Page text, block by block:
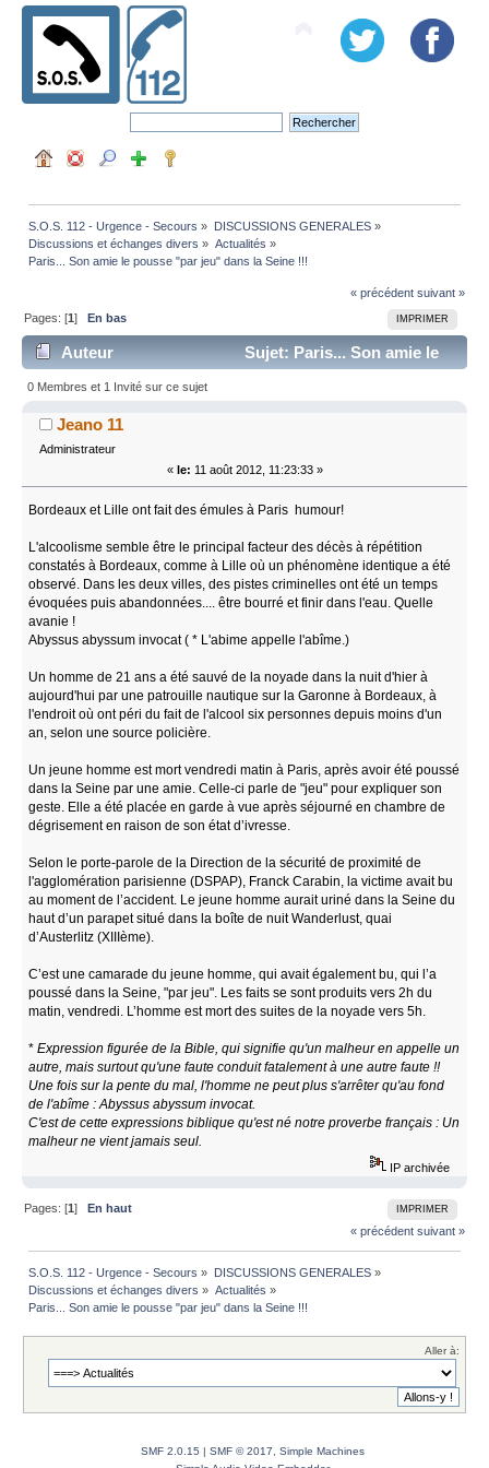
S.O.S. 112 - Urgence - Secours » DISCUSSIONS GENERALES»
Discussions et échanges divers » Actualités »
Paris... Son amie le pousse "par jeu" dans la Seine !!!
« précédent suivant »
IMPRIMER
Pages: [1]En bas
Auteur
Sujet: Paris... Son amie le
pousse "par jeu" dans la Seine !!! (Lu 4158 fois)
0 Membres et 1 Invité sur ce sujet
Jeano 11
Administrateur
« le: 11 août 2012, 11:23:33 »
Bordeaux et Lille ont fait des émules à Paris humour!
L'alcoolisme semble être le principal facteur des décès à répétition
constatés à Bordeaux, comme à Lille où un phénomène identique a été
observé. Dans les deux villes, des pistes criminelles ont été un temps
évoquées puis abandonnées.... être bourré et finir dans l'eau. Quelle
avanie !
Abyssus abyssum invocat ( * L'abime appelle l'abîme.)
Un homme de 21 ans a été sauvé de la noyade dans la nuit d'hier à
aujourd'hui par une patrouille nautique sur la Garonne à Bordeaux, à
l'endroit où ont péri du fait de l'alcool six personnes depuis moins d'un
an, selon une source policière.
Un jeune homme est mort vendredi matin à Paris, après avoir été poussé
dans la Seine par une amie. Celle-ci parle de "jeu" pour expliquer son
geste. Elle a été placée en garde à vue après séjourné en chambre de
dégrisement en raison de son état d’ivresse.
Selon le porte-parole de la Direction de la sécurité de proximité de
l'agglomération parisienne (DSPAP), Franck Carabin, la victime avait bu
au moment de l’accident. Le jeune homme aurait uriné dans la Seine du
haut d’un parapet situé dans la boîte de nuit Wanderlust, quai
d’Austerlitz (XIIIème).
C’est une camarade du jeune homme, qui avait également bu, qui l’a
poussé dans la Seine, "par jeu". Les faits se sont produits vers 2h du
matin, vendredi. L’homme est mort des suites de la noyade vers 5h.
*Expression figurée de la Bible, qui signifie qu'un malheur en appelle un
autre, mais surtout qu'une faute conduit fatalement à une autre faute !!
Une fois sur la pente du mal, l'homme ne peut plus s'arrêter qu'au fond
de l'abîme : Abyssus abyssum invocat.
C'est de cette expressions biblique qu'est né notre proverbe français : Un
malheur ne vient jamais seul.
IP archivée
IMPRIMER
Pages: [1]En haut
« précédent suivant »
S.O.S. 112 - Urgence - Secours » DISCUSSIONS GENERALES»
Discussions et échanges divers » Actualités »
Paris... Son amie le pousse "par jeu" dans la Seine !!!
Aller à:
SMF 2.0.15 | SMF © 2017
Simple Machines